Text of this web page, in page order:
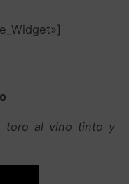
toro al vino tinto y